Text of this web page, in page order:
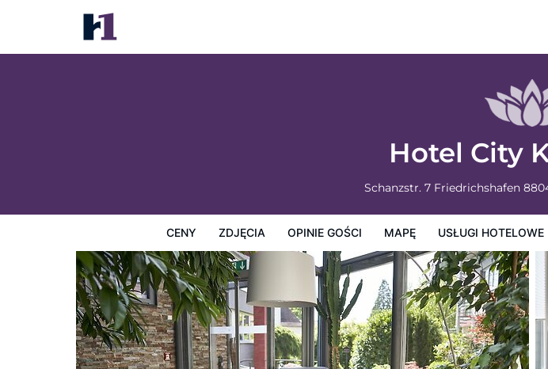
Hotel City
Schanzstr. 7 Friedrichshafen
CENY ZDJĘCIA OPINIE GOŚCI MAPĘ USŁUGI HOTELOWE
Hotel City Krone
Ceny Zdjęcia Zasady